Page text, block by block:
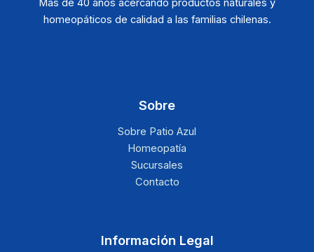
Más de 40 años acercando productos naturales y
homeopáticos de calidad a las familias chilenas.
Sobre
Sobre Patio Azul
Homeopatía
Sucursales
Contacto
Información Legal